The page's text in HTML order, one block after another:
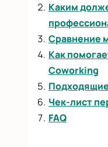
Каким
Сравнение
Как
Coworking
Чек-лист
FAQ